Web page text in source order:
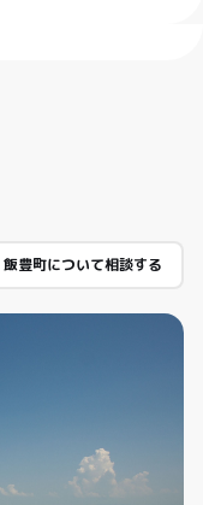
飯豊町について相談する